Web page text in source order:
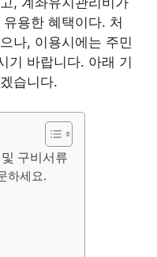
용한 혜택이다. 처
나, 이용시에는 주민
기 바랍니다. 아래 기
습니다.
구비서류
하세요.